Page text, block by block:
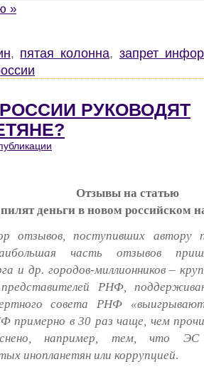
»
, пятая колонна, запрет
РУКОВОДЯТ
Отзывы на статью
деньги в новом российском
отзывов, поступивших автору
часть отзывов
и др. городов-миллионников –
РНФ,
совета РНФ
примерно в 30 раз чаще, чем
например, тем, что
инопланетян или коррупцией.